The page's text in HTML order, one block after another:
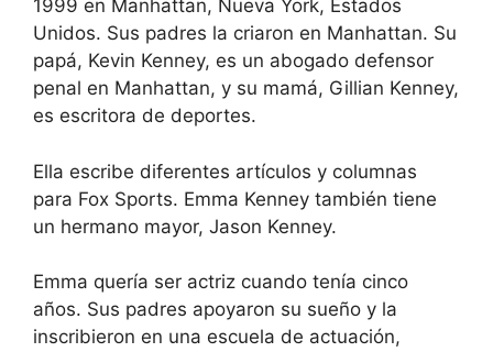
1999 en Manhattan, Nueva York, Estados
Unidos. Sus padres la criaron en Manhattan. Su
papá, Kevin Kenney, es un abogado defensor
penal en Manhattan, y su mamá, Gillian Kenney,
es escritora de deportes.
Ella escribe diferentes artículos y columnas
para Fox Sports. Emma Kenney también tiene
un hermano mayor, Jason Kenney.
Emma quería ser actriz cuando tenía cinco
años. Sus padres apoyaron su sueño y la
inscribieron en una escuela de actuación,